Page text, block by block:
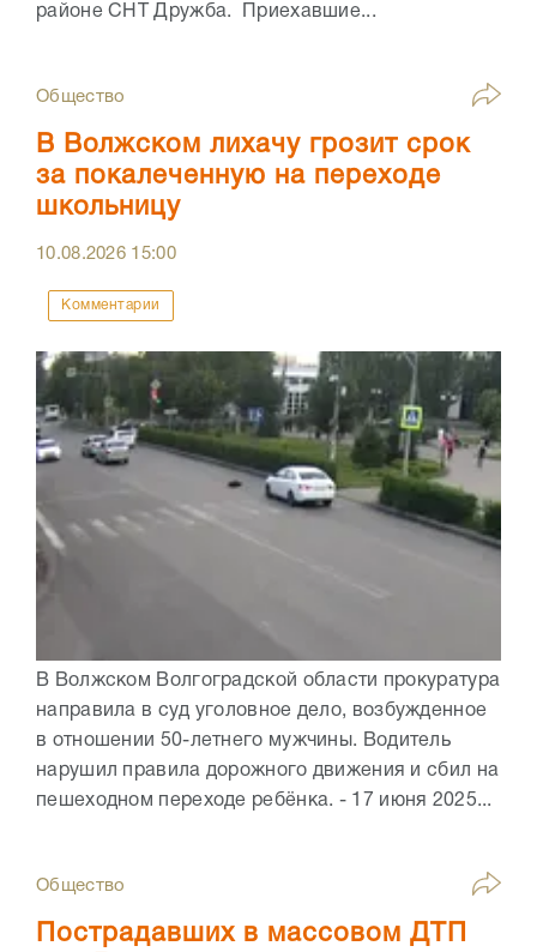
районе СНТ Дружба. Приехавшие...
Общество
В Волжском лихачу грозит срок
за покалеченную на переходе
школьницу
10.08.2026 15:00
Комментарии
В Волжском Волгоградской области прокуратура
направила в суд уголовное дело, возбужденное
в отношении 50-летнего мужчины. Водитель
нарушил правила дорожного движения и сбил на
пешеходном переходе ребёнка. - 17 июня 2025...
Общество
Пострадавших в массовом ДТП